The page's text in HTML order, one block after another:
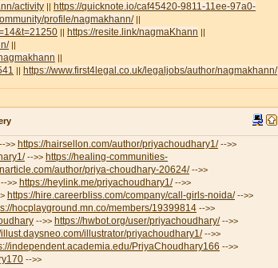
activity || https://quicknote.io/caf45420-9811-11ee-97a0-
profile/nagmakhann/||
|| https://resite.link/nagmaKhann ||
||
||
|| https://www.first4legal.co.uk/legaljobs/author/nagmakhann/
-->> https://hairsellon.com/author/priyachoudhary1/-->>
-->> https://healing-communities-
author/priya-choudhary-20624/-->>
-->> https://heylink.me/priyachoudhary1/-->>
https://hire.careerbliss.com/company/call-girls-noida/-->>
hocplayground.mn.co/members/19399814 -->>
-->> https://hwbot.org/user/priyachoudhary/-->>
illust.daysneo.com/illustrator/priyachoudhary1/-->>
independent.academia.edu/PriyaChoudhary166 -->>
-->>